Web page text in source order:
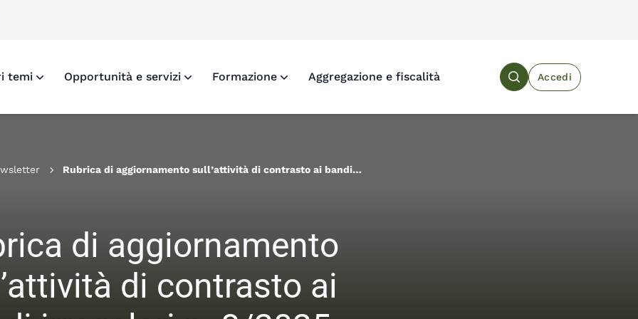
di Fondazione Inarcassa
Facebook di Fondazione Inarcassa
LinkedIn di Fondazione Inarcassa
al profilo Instagram di Fondazione Inarcassa
temi Opportunità e servizi Formazione Aggregazione e fiscalità Search the site
Accedi
Rubrica di aggiornamento sull’attività di contrasto ai bandi
di aggiornamento
di contrasto ai